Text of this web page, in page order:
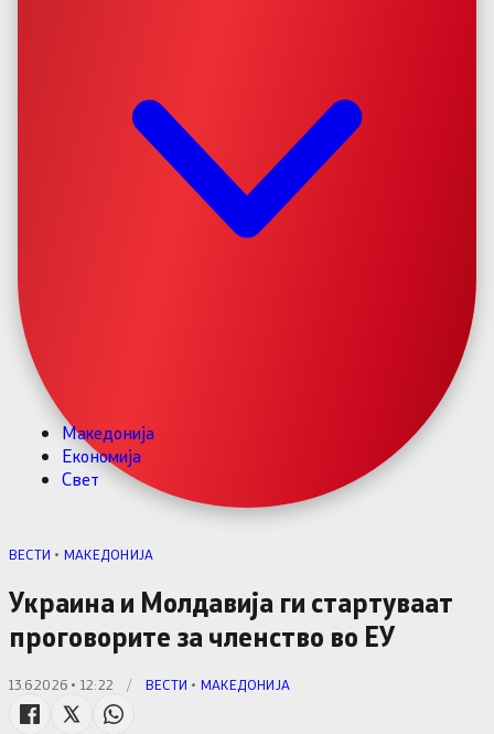
Македонија
Економија
Свет
ВЕСТИ • МАКЕДОНИЈА
Украина и Молдавија ги стартуваат
проговорите за членство во ЕУ
13.6.2026 • 12:22 / ВЕСТИ • МАКЕДОНИЈА